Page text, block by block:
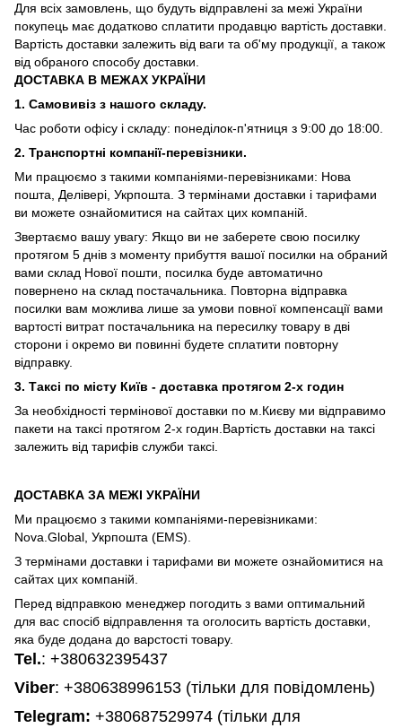
Для всіх замовлень, що будуть відправлені за межі України
покупець має додатково сплатити продавцю вартість доставки.
Вартість доставки залежить від ваги та об'му продукції, а також
від обраного способу доставки.
ДОСТАВКА В МЕЖАХ УКРАЇНИ
1. Самовивіз з нашого складу.
Час роботи офісу і складу: понеділок-п'ятниця з 9:00 до 18:00.
2. Транспортні компанії-перевізники.
Ми працюємо з такими компаніями-перевізниками: Нова
пошта, Делівері, Укрпошта. З термінами доставки і тарифами
ви можете ознайомитися на сайтах цих компаній.
Звертаємо вашу увагу: Якщо ви не заберете свою посилку
протягом 5 днів з моменту прибуття вашої посилки на обраний
вами склад Нової пошти, посилка буде автоматично
повернено на склад постачальника. Повторна відправка
посилки вам можлива лише за умови повної компенсації вами
вартості витрат постачальника на пересилку товару в дві
сторони і окремо ви повинні будете сплатити повторну
відправку.
3. Таксі по місту Київ - доставка протягом 2-х годин
За необхідності термінової доставки по м.Києву ми відправимо
пакети на таксі протягом 2-х годин.Вартість доставки на таксі
залежить від тарифів служби таксі.
ДОСТАВКА ЗА МЕЖІ УКРАЇНИ
Ми працюємо з такими компаніями-перевізниками:
Nova.Global, Укрпошта (EMS).
З термінами доставки і тарифами ви можете ознайомитися на
сайтах цих компаній.
Перед відправкою менеджер погодить з вами оптимальний
для вас спосіб відправлення та оголосить вартість доставки,
яка буде додана до варстості товару.
Tel.: +380632395437
Viber: +380638996153 (тільки для повідомлень)
Telegram: +380687529974 (тільки для